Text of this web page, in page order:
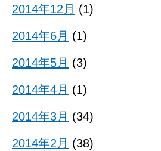
2014年12月 (1)
2014年6月 (1)
2014年5月 (3)
2014年4月 (1)
2014年3月 (34)
2014年2月 (38)